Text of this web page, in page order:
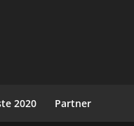
2020 Partner